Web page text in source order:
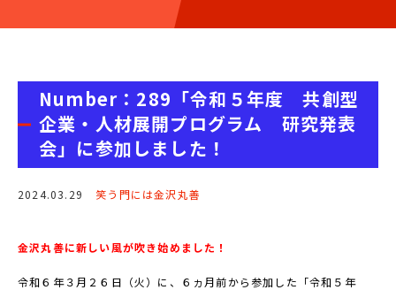
Number：289「令和５年度 共創型
企業・人材展開プログラム 研究発表
会」に参加しました！
2024.03.29 笑う門には金沢丸善
金沢丸善に新しい風が吹き始めました！
令和６年３月２６日（火）に、６ヵ月前から参加した「令和５年